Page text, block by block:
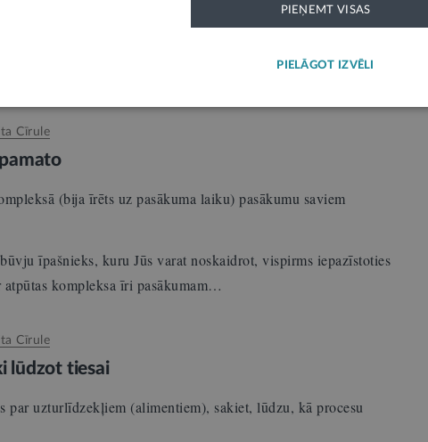
kas derētu visiem dzīves gadījumiem, nav. Apelācijas
konkrētā sprieduma nepareizība.…
Cīrule
(bija īrēts uz pasākuma laiku) pasākumu saviem
īpašnieks, kuru Jūs varat noskaidrot, vispirms iepazīstoties
kompleksa īri pasākumam…
Cīrule
lūdzot tiesai
par uzturlīdzekļiem (alimentiem), sakiet, lūdzu, kā procesu
PIEŅEMT VISAS
PIELĀGOT IZVĒLI